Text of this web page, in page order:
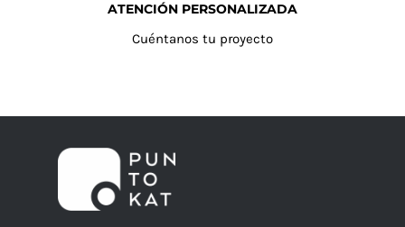
ATENCIÓN PERSONALIZADA
Cuéntanos tu proyecto